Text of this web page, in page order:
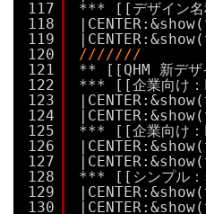
117
118
119
120
121
122
123
124
125
126
127
128
129
130
*** [[デザイン
///////
** [[QHM 新デ
*** [[企業向け
*** [[企業向け
*** [[シンプル